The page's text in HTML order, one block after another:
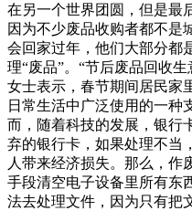
在另一个世界团圆，但是最
因为不少废品收购者都不是
会回家过年，他们大部分都
理“废品”。“节后废品回收
女士表示，春节期间居民家
日常生活中广泛使用的一种
而，随着科技的发展，银行
弃的银行卡，如果处理不当
人带来经济损失。那么，作
手段清空电子设备里所有东
法去处理文件，因为只有把